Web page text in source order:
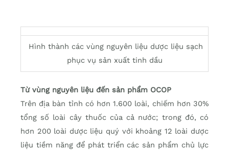
Hình thành các vùng nguyên liệu dược liệu sạch
phục vụ sản xuất tinh dầu
Từ vùng nguyên liệu đến sản phẩm OCOP
Trên địa bàn tỉnh có hơn 1.600 loài, chiếm hơn 30%
tổng số loài cây thuốc của cả nước; trong đó, có
hơn 200 loài dược liệu quý với khoảng 12 loài dược
liệu tiềm năng để phát triển các sản phẩm chủ lực